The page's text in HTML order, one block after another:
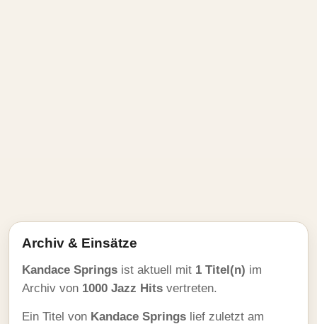
Archiv & Einsätze
Kandace Springs ist aktuell mit 1 Titel(n) im
Archiv von 1000 Jazz Hits vertreten.
Ein Titel von Kandace Springs lief zuletzt am